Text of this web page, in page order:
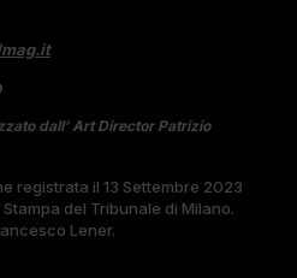
dall’ Art Director Patrizio
registrata il 13 Settembre 2023
del Tribunale di Milano.
Lener.